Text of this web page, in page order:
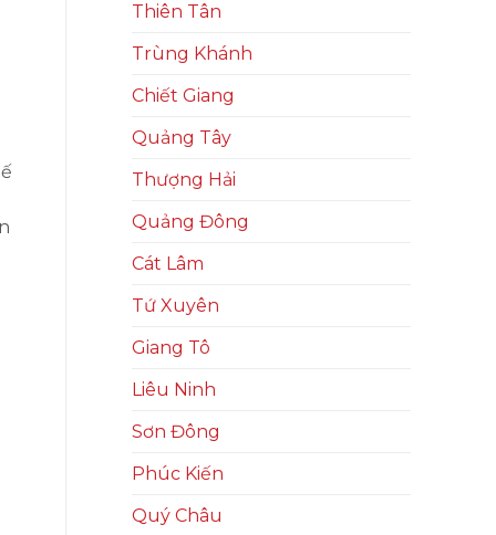
Thiên Tân
Trùng Khánh
Chiết Giang
Quảng Tây
Thượng Hải
Quảng Đông
Cát Lâm
Tứ Xuyên
Giang Tô
Liêu Ninh
Sơn Đông
Phúc Kiến
Quý Châu